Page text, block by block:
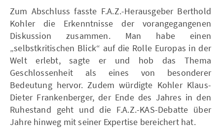
Zum Abschluss fasste F.A.Z.-Herausgeber Berthold
Kohler die Erkenntnisse der vorangegangenen
Diskussion zusammen. Man habe einen
„selbstkritischen Blick“ auf die Rolle Europas in der
Welt erlebt, sagte er und hob das Thema
Geschlossenheit als eines von besonderer
Bedeutung hervor. Zudem würdigte Kohler Klaus-
Dieter Frankenberger, der Ende des Jahres in den
Ruhestand geht und die F.A.Z.-KAS-Debatte über
Jahre hinweg mit seiner Expertise bereichert hat.